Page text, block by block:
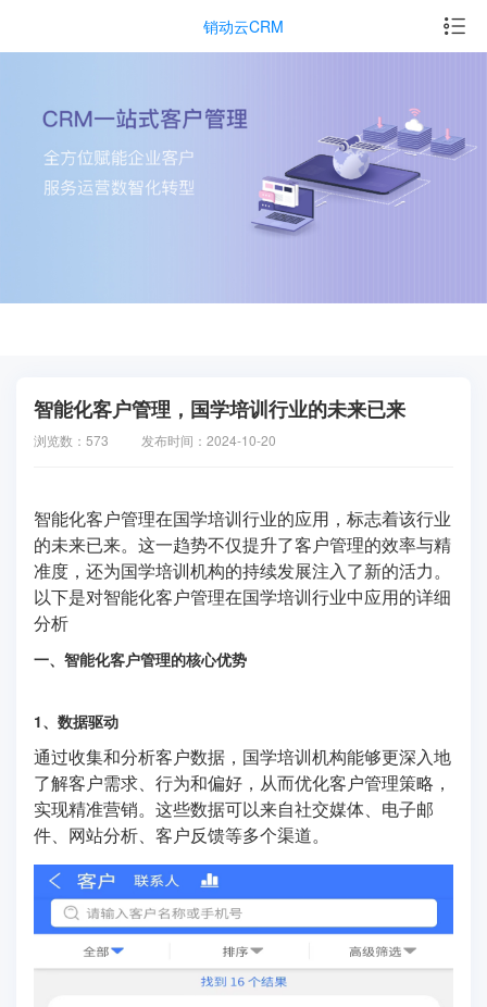
销动云CRM
智能化客户管理，国学培训行业的未来已来
浏览数：573 发布时间：2024-10-20
智能化客户管理在国学培训行业的应用，标志着该行业
的未来已来。这一趋势不仅提升了客户管理的效率与精
准度，还为国学培训机构的持续发展注入了新的活力。
以下是对智能化客户管理在国学培训行业中应用的详细
分析
一、智能化客户管理的核心优势
1、数据驱动
通过收集和分析客户数据，国学培训机构能够更深入地
了解客户需求、行为和偏好，从而优化客户管理策略，
实现精准营销。这些数据可以来自社交媒体、电子邮
件、网站分析、客户反馈等多个渠道。